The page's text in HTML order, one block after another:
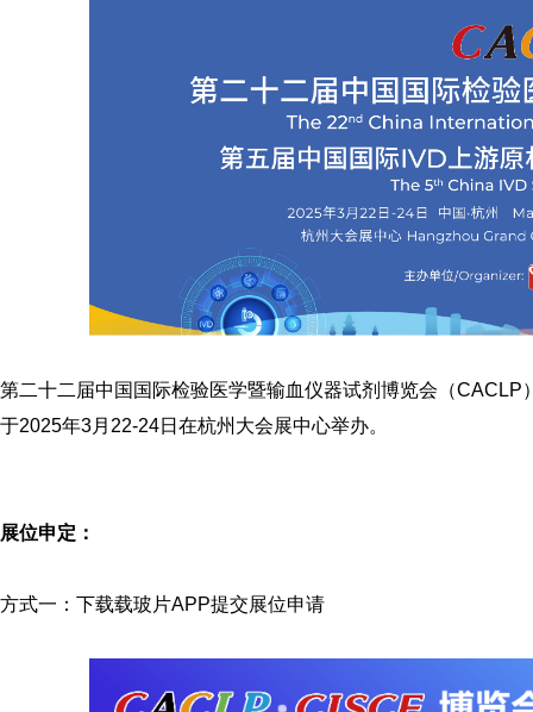
第二十二届中国国际检验医学暨输血仪器试剂博览会（
于2025年3月22-24日在杭州大会展中心举办。
展位申定：
方式一：下载载玻片APP提交展位申请